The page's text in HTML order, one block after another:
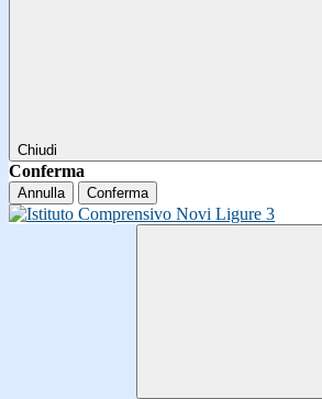
Chiudi
Conferma
Annulla Conferma